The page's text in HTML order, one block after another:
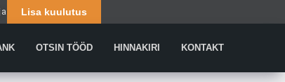
Lisa kuulutus
OTSIN TÖÖD HINNAKIRI KONTAKT